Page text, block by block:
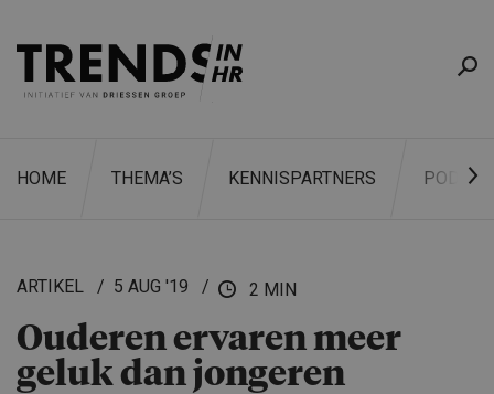
HOME THEMA’S KENNISPARTNERS
ZOEKEN
ARTIKEL 5 AUG '19 2 MIN
Ouderen ervaren meer
geluk dan jongeren